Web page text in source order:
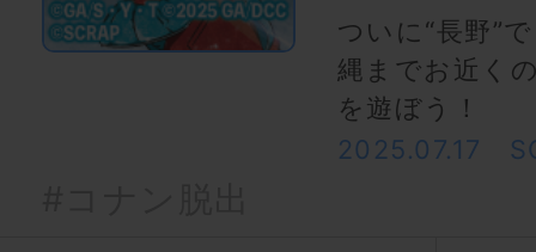
ついに“長野”
縄までお近く
を遊ぼう！
2025.07.17